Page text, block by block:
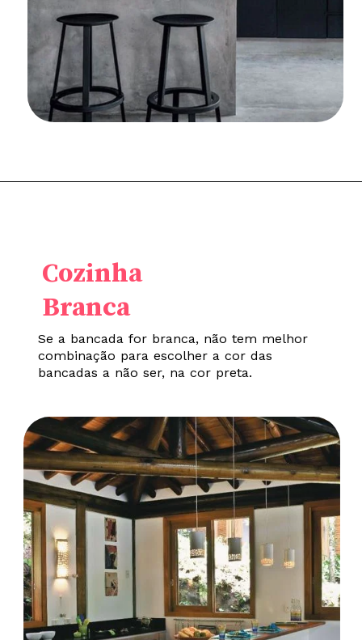
Se a bancada for branca, não tem melhor
combinação para escolher a cor das
bancadas a não ser, na cor preta.
Cozinha
Branca